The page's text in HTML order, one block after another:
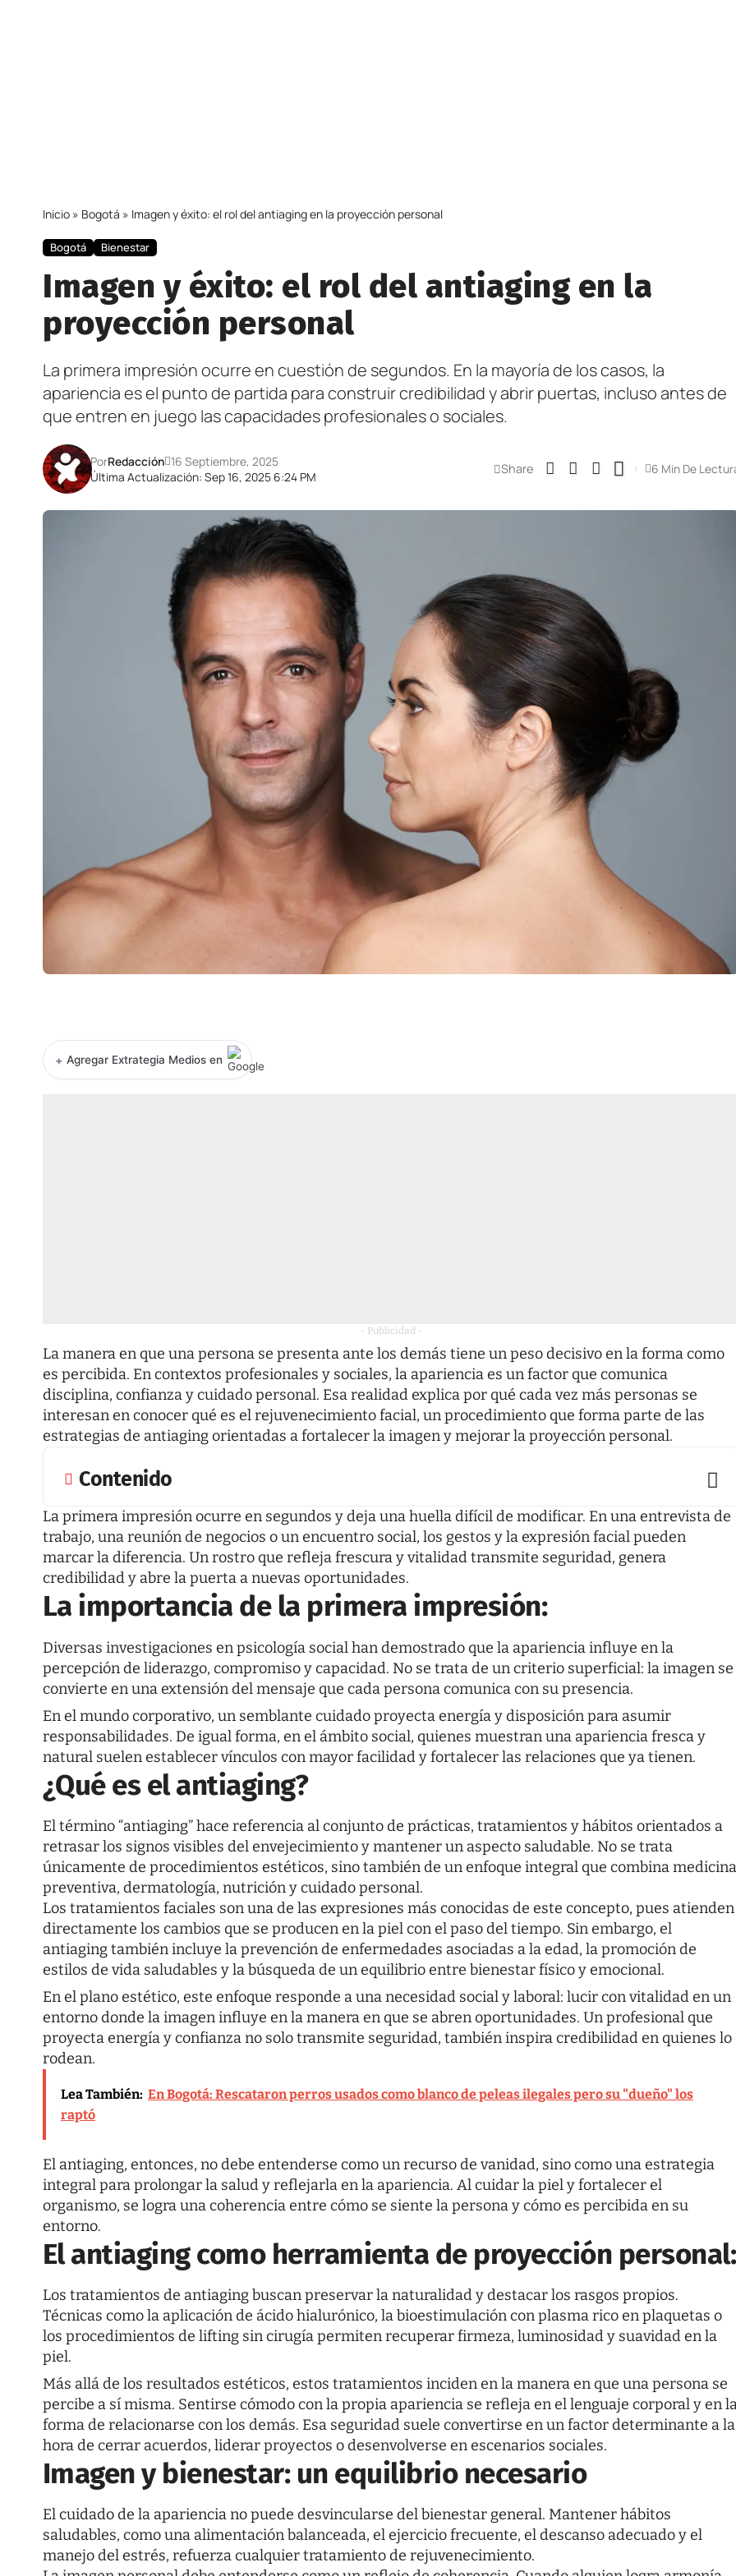
Inicio » Bogotá » Imagen y éxito: el rol del antiaging en la proyección personal
Bogotá Bienestar
Imagen y éxito: el rol del antiaging en la
proyección personal
La primera impresión ocurre en cuestión de segundos. En la mayoría de los casos, la
apariencia es el punto de partida para construir credibilidad y abrir puertas, incluso antes de
que entren en juego las capacidades profesionales o sociales.
Última Actualización: Sep 16, 2025 6:24 PM
PorRedacción 16 Septiembre, 2025 Share 6 Min De
+ Agregar Extrategia Medios en
- Publicidad -
La manera en que una persona se presenta ante los demás tiene un peso decisivo en la forma como
es percibida. En contextos profesionales y sociales, la apariencia es un factor que comunica
disciplina, confianza y cuidado personal. Esa realidad explica por qué cada vez más personas se
interesan en conocerqué es el rejuvenecimiento facial, un procedimiento que forma parte de las
estrategias de antiaging orientadas a fortalecer la imagen y mejorar la proyección personal.
Contenido
La primera impresión ocurre en segundos y deja una huella difícil de modificar. En una entrevista de
trabajo, una reunión de negocios o un encuentro social, los gestos y la expresión facial pueden
marcar la diferencia. Un rostro que refleja frescura y vitalidad transmite seguridad, genera
credibilidad y abre la puerta a nuevas oportunidades.
La importancia de la primera impresión:
Diversas investigaciones en psicología social han demostrado que la apariencia influye en la
percepción de liderazgo, compromiso y capacidad. No se trata de un criterio superficial: la imagen se
convierte en una extensión del mensaje que cada persona comunica con su presencia.
En el mundo corporativo, un semblante cuidado proyecta energía y disposición para asumir
responsabilidades. De igual forma, en el ámbito social, quienes muestran una apariencia fresca y
natural suelen establecer vínculos con mayor facilidad y fortalecer las relaciones que ya tienen.
¿Qué es el antiaging?
El término “antiaging” hace referencia al conjunto de prácticas, tratamientos y hábitos orientados a
retrasar los signos visibles del envejecimiento y mantener un aspecto saludable. No se trata
únicamente de procedimientos estéticos, sino también de un enfoque integral que combina medicina
preventiva, dermatología, nutrición y cuidado personal.
Los tratamientos faciales son una de las expresiones más conocidas de este concepto, pues atienden
directamente los cambios que se producen en la piel con el paso del tiempo. Sin embargo, el
antiaging también incluye la prevención de enfermedades asociadas a la edad, la promoción de
estilos de vida saludables y la búsqueda de un equilibrio entre bienestar físico y emocional.
En el plano estético, este enfoque responde a una necesidad social y laboral: lucir con vitalidad en un
entorno donde la imagen influye en la manera en que se abren oportunidades. Un profesional que
proyecta energía y confianza no solo transmite seguridad, también inspira credibilidad en quienes lo
rodean.
Lea También: En Bogotá: Rescataron perros usados como blanco de peleas ilegales pero su "dueño" los
raptó
El antiaging, entonces, no debe entenderse como un recurso de vanidad, sino como una estrategia
integral para prolongar la salud y reflejarla en la apariencia. Al cuidar la piel y fortalecer el
organismo, se logra una coherencia entre cómo se siente la persona y cómo es percibida en su
entorno.
El antiaging como herramienta de proyección personal:
Los tratamientos de antiaging buscan preservar la naturalidad y destacar los rasgos propios.
Técnicas como la aplicación de ácido hialurónico, la bioestimulación con plasma rico en plaquetas o
los procedimientos de lifting sin cirugía permiten recuperar firmeza, luminosidad y suavidad en la
piel.
Más allá de los resultados estéticos, estos tratamientos inciden en la manera en que una persona se
percibe a sí misma. Sentirse cómodo con la propia apariencia se refleja en el lenguaje corporal y en
forma de relacionarse con los demás. Esa seguridad suele convertirse en un factor determinante a la
hora de cerrar acuerdos, liderar proyectos o desenvolverse en escenarios sociales.
Imagen y bienestar: un equilibrio necesario
El cuidado de la apariencia no puede desvincularse del bienestar general. Mantener hábitos
saludables, como una alimentación balanceada, el ejercicio frecuente, el descanso adecuado y el
manejo del estrés, refuerza cualquier tratamiento de rejuvenecimiento.